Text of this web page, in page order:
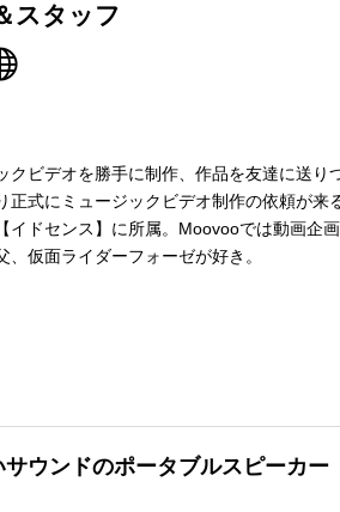
スタッフ
ビデオを勝手に制作、作品を友達に送り
式にミュージックビデオ制作の依頼が来
ドセンス】に所属。Moovooでは動画企画
仮面ライダーフォーゼが好き。
ウンドのポータブルスピーカ